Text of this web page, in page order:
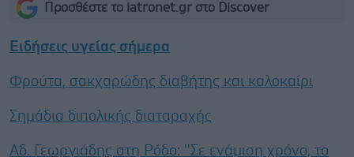
Προσθέστε το iatronet.gr στο Discover
Ειδήσεις υγείας σήμερα
Φρούτα, σακχαρώδης διαβήτης και καλοκαίρι
Σημάδια διπολικής διαταραχής
Αδ. Γεωργιάδης στη Ρόδο: ''Σε ενάμιση χρόνο, το